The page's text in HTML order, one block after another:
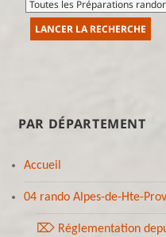
PAR DÉPARTEMENT
Accueil
04 rando Alpes-de-Hte-
⌦ Réglementation